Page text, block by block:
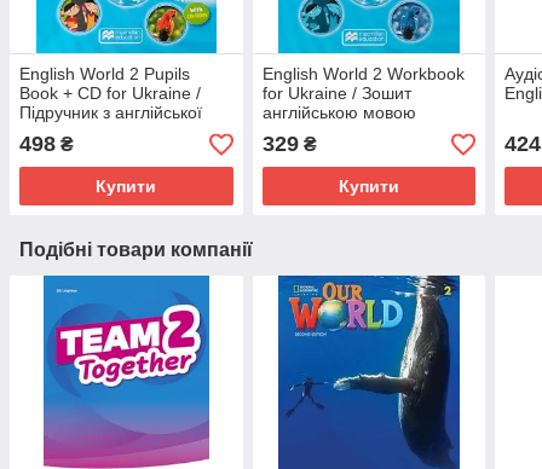
English World 2 Pupils
Book + CD for Ukraine /
Підручник з англійської
мови. 2 клас
498 ₴
Купити
English World 2 Workbook
for Ukraine / Зошит
англійською мовою
329₴
Купити
424
Подібні товари компанії